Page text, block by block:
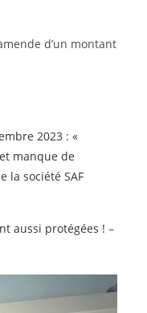
d’un montant
2023 : «
manque de
la société SAF
aussi protégées ! –